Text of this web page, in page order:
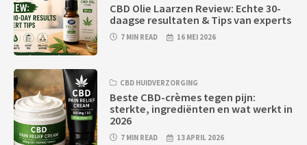
CBD Olie Laarzen Review: Echte 30-
daagse resultaten & Tips van experts
7 MIN READ 16 MEI 2026
CBD HUIDVERZORGING
Beste CBD-crèmes tegen pijn:
sterkte, ingrediënten en wat werkt in
2026
7 MIN READ 13 APRIL 2026